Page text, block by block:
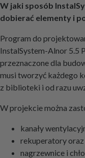
W jaki sposób
dobierać elementy i
Program do
InstalSystem-Alnor 5.5
przeznaczone dla
musi tworzyć każdego
z biblioteki i od razu
W projekcie można
kanały
rekuperatory
nagrzewnice i